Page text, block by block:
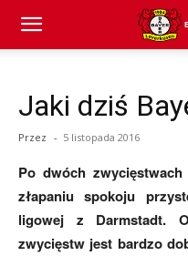
Bayer
Leverkusen
Jaki dziś
Przez - 5 listopada 2016
Po dwóch
złapaniu spokoju
ligowej z Darmstadt.
zwycięstw jest bardzo